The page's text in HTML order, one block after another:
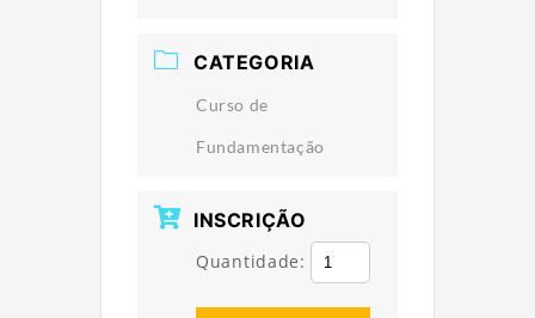
CATEGORIA
Curso de
Fundamentação
INSCRIÇÃO
Quantidade: